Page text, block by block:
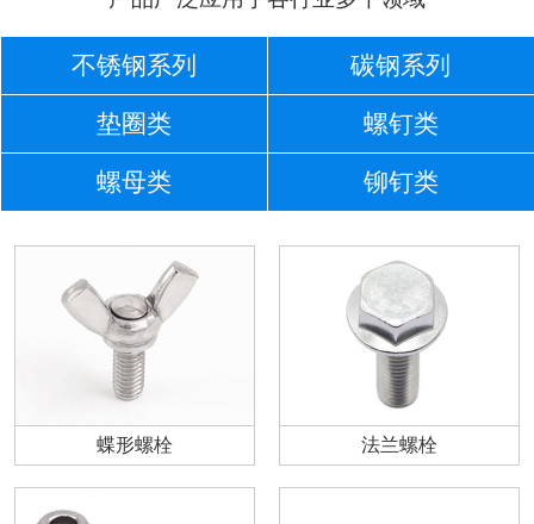
不锈钢系列 碳钢系列
垫圈类 螺钉类
螺母类 铆钉类
蝶形螺栓 法兰螺栓